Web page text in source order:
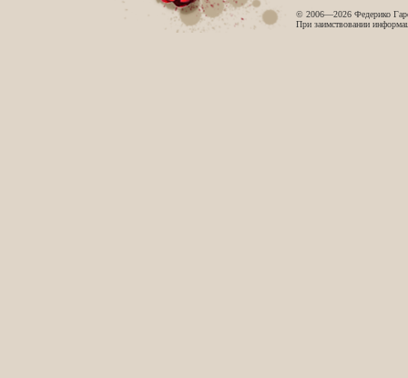
© 2006—2026 Федерико
При заимствовании